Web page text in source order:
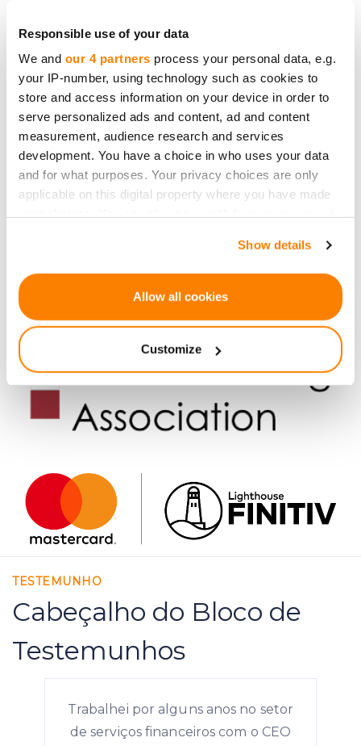
Responsible use of your data
We and our 4 partners process your personal data, e.g.
your IP-number, using technology such as cookies to
store and access information on your device in order to
serve personalized ads and content, ad and content
measurement, audience research and services
development. You have a choice in who uses your data
and for what purposes. Your privacy choices are only
applicable on this digital property where you have made
If you allow, we would also like to:
Identify your device by actively scanning it for
specific characteristics (fingerprinting)
Find out more about how your personal data is processed
and set your preferences in thedetails section
We use cookies to provide website functionality, analyse
traffic data, display customized page content and
advertising. See more in our
Cookies policy
Show details
Allow all cookies
Customize
TESTEMUNHO
Cabeçalho do Bloco de
Testemunhos
Trabalhei por alguns anos no setor
de serviços financeiros com o CEO